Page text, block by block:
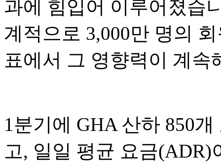
과에 힘입어 이루어졌습
계적으로 3,000만 명의
표에서 그 영향력이 계속
1분기에 GHA 산하 850
고, 일일 평균 요금